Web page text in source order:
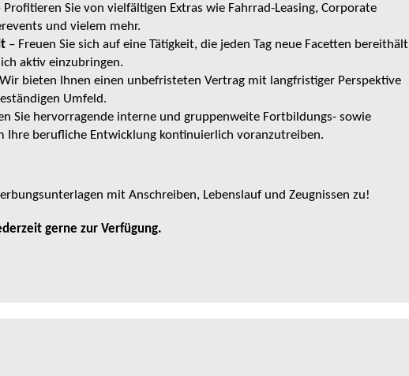
Profitieren Sie von vielfältigen Extras wie Fahrrad-Leasing, Corporate
und vielem mehr.
– Freuen Sie sich auf eine Tätigkeit, die jeden Tag neue Facetten bereithält
aktiv einzubringen.
bieten Ihnen einen unbefristeten Vertrag mit langfristiger Perspektive
Umfeld.
Sie hervorragende interne und gruppenweite Fortbildungs- sowie
Ihre berufliche Entwicklung kontinuierlich voranzutreiben.
mit Anschreiben, Lebenslauf und Zeugnissen zu!
gerne zur Verfügung.